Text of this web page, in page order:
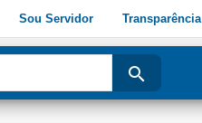
Sou Servidor Transparência
search